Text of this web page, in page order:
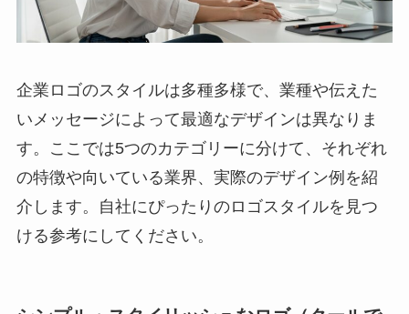
企業ロゴのスタイルは多種多様で、業種や伝えた
いメッセージによって最適なデザインは異なりま
す。ここでは5つのカテゴリーに分けて、それぞれ
の特徴や向いている業界、実際のデザイン例を紹
介します。自社にぴったりのロゴスタイルを見つ
ける参考にしてください。